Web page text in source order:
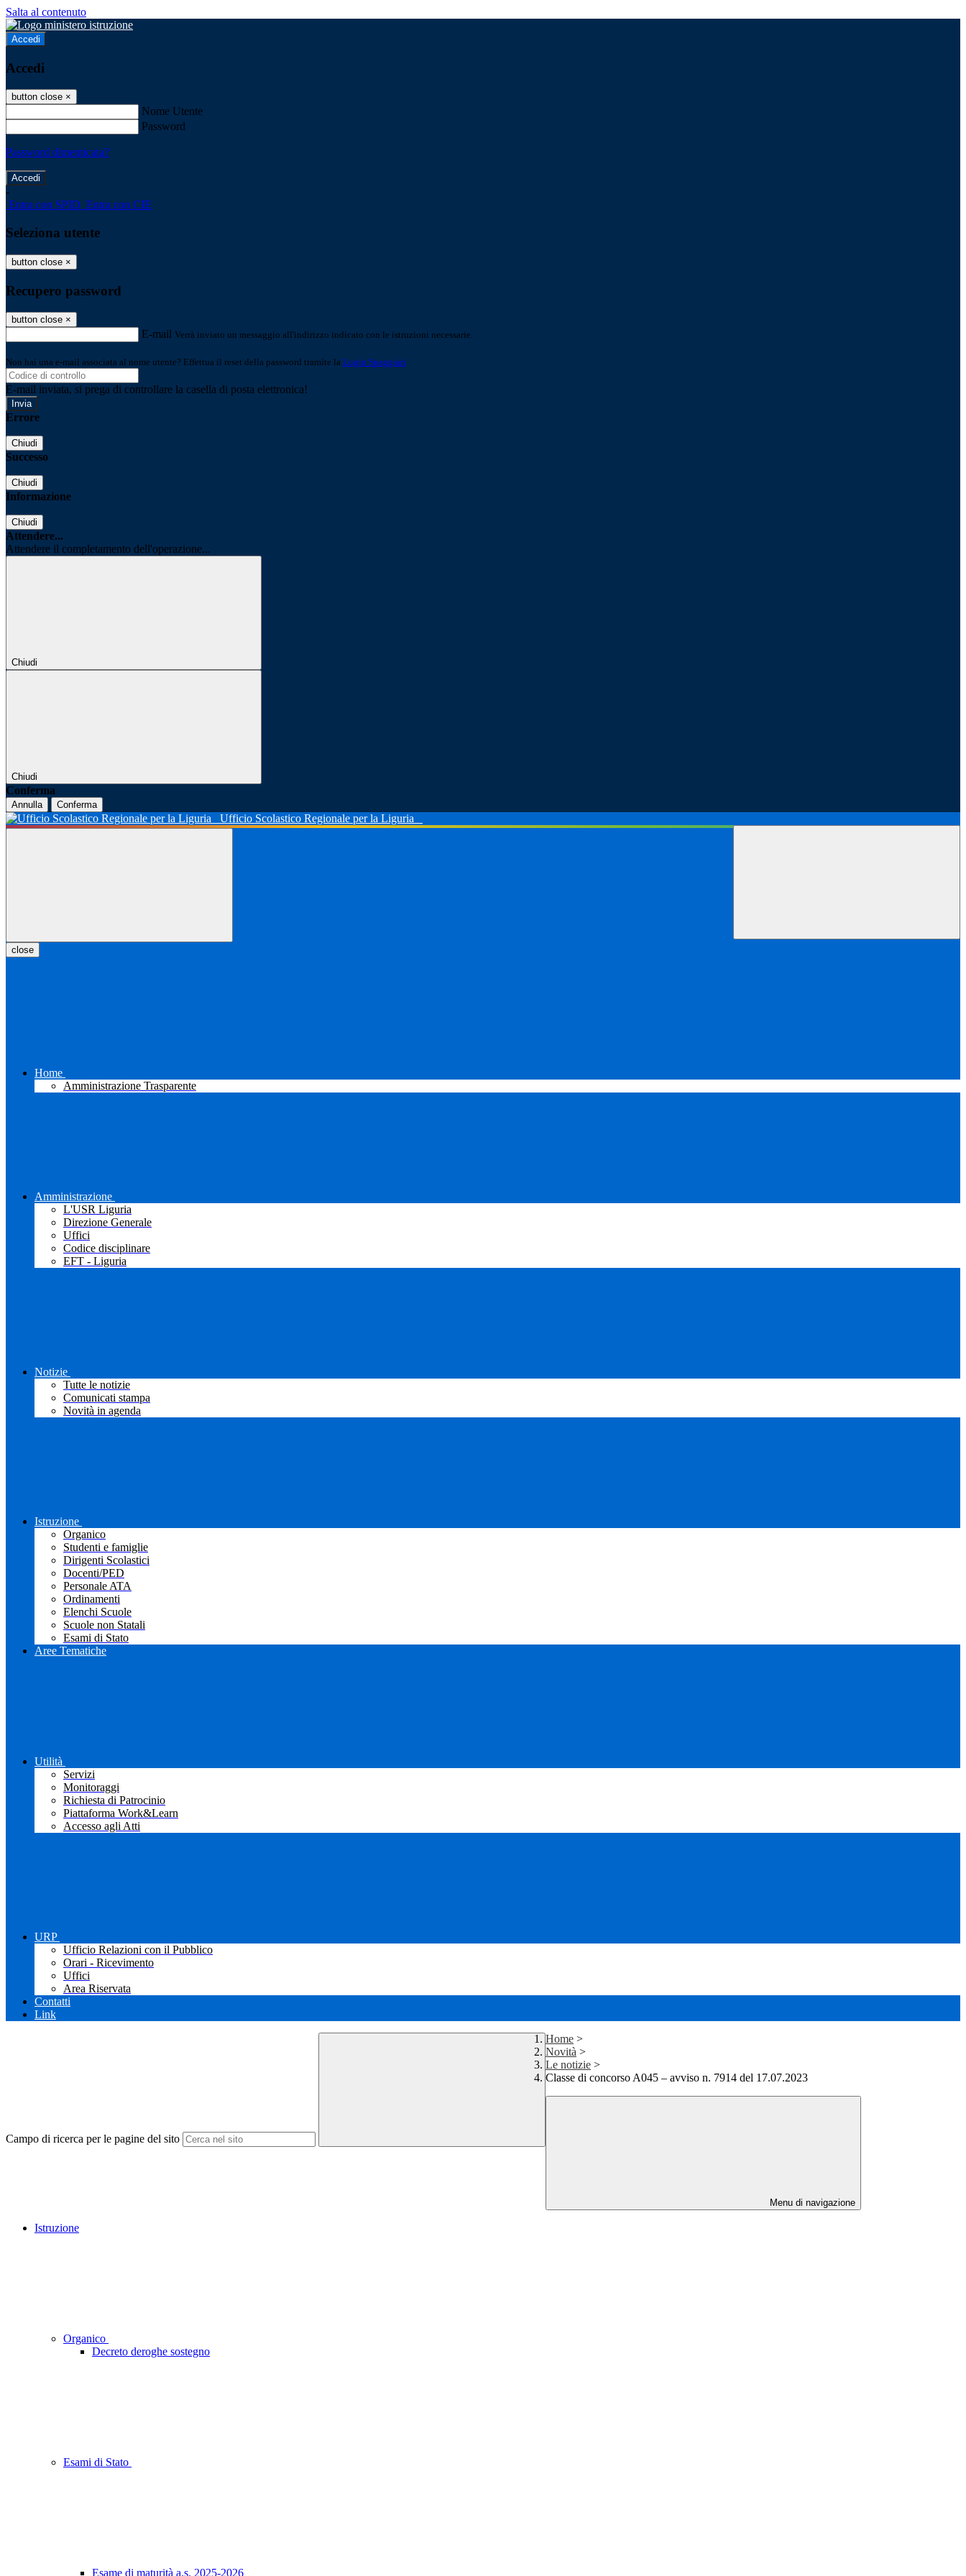
Salta al contenuto
Accedi
Accedi
button close ×
Nome Utente
Password
Password dimenticata?
-
Entra con SPID Entra con CIE
Seleziona utente
button close ×
Recupero password
button close ×
E-mail Verrà inviato un messaggio all'indirizzo indicato con le istruzioni necessarie.
Non hai una e-mail associata al nome utente? Effettua il reset della password tramite la Login Spaggiari
E-mail inviata, si prega di controllare la casella di posta elettronica!
Errore
Chiudi
Successo
Chiudi
Informazione
Chiudi
Attendere...
Attendere il completamento dell'operazione...
Chiudi
Chiudi
Conferma
Annulla Conferma
Ufficio Scolastico Regionale per la Liguria
close
Home
Amministrazione Trasparente
Amministrazione
L'USR Liguria
Direzione Generale
Uffici
Codice disciplinare
EFT - Liguria
Notizie
Tutte le notizie
Comunicati stampa
Novità in agenda
Istruzione
Organico
Studenti e famiglie
Dirigenti Scolastici
Docenti/PED
Personale ATA
Ordinamenti
Elenchi Scuole
Scuole non Statali
Esami di Stato
Aree Tematiche
Utilità
Servizi
Monitoraggi
Richiesta di Patrocinio
Piattaforma Work&Learn
Accesso agli Atti
URP
Ufficio Relazioni con il Pubblico
Orari - Ricevimento
Uffici
Area Riservata
Contatti
Link
Campo di ricerca per le pagine del sito
Home >
Novità >
Le notizie >
Classe di concorso A045 – avviso n. 7914 del 17.07.2023
Menu di navigazione
Istruzione
Organico
Decreto deroghe sostegno
Esami di Stato
Esame di maturità a.s. 2025-2026